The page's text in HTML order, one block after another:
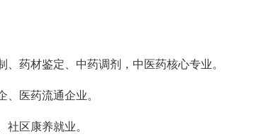
药材鉴定、中药调剂，中医药核心专业。
医药流通企业。
区康养就业。